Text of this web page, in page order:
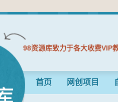
98资源库致力于各大收费VIP
首页 网创项目